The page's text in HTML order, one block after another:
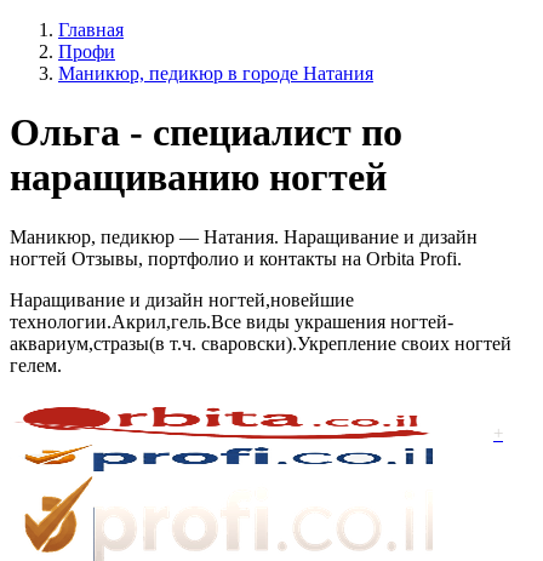
Главная
Профи
Маникюр, педикюр в городе Натания
Ольга - специалист по
наращиванию ногтей
Маникюр, педикюр — Натания. Наращивание и дизайн
ногтей Отзывы, портфолио и контакты на Orbita Profi.
Наращивание и дизайн ногтей,новейшие
технологии.Акрил,гель.Все виды украшения ногтей-
аквариум,стразы(в т.ч. сваровски).Укрепление своих ногтей
гелем.
+